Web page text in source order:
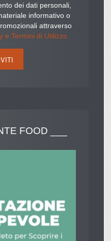
dei dati personali,
informativo o
attraverso
e Termini di Utilizzo
FOOD ___